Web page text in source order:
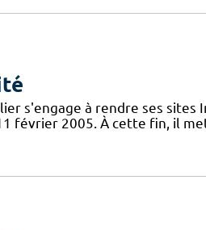
s'engage à rendre ses
février 2005. À cette fin, il